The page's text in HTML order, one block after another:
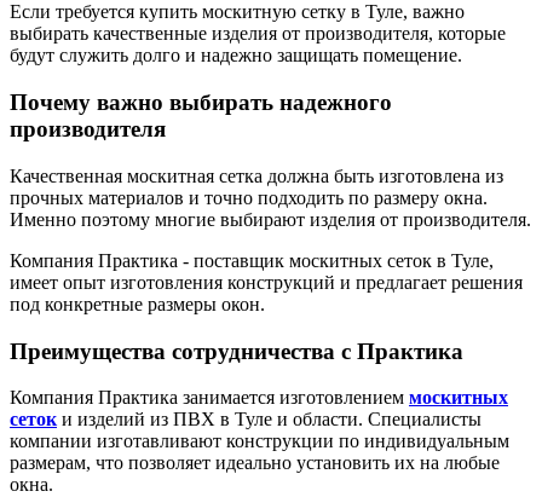
Если требуется купить москитную сетку в Туле, важно
выбирать качественные изделия от производителя, которые
будут служить долго и надежно защищать помещение.
Почему важно выбирать надежного
производителя
Качественная москитная сетка должна быть изготовлена из
прочных материалов и точно подходить по размеру окна.
Именно поэтому многие выбирают изделия от производителя.
Компания Практика - поставщик москитных сеток в Туле,
имеет опыт изготовления конструкций и предлагает решения
под конкретные размеры окон.
Преимущества сотрудничества с Практика
Компания Практика занимается изготовлением москитных
сеток и изделий из ПВХ в Туле и области. Специалисты
компании изготавливают конструкции по индивидуальным
размерам, что позволяет идеально установить их на любые
окна.